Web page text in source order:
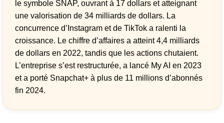
le symbole SNAP, ouvrant à 17 dollars et atteignant
une valorisation de 34 milliards de dollars. La
concurrence d’Instagram et de TikTok a ralenti la
croissance. Le chiffre d’affaires a atteint 4,4 milliards
de dollars en 2022, tandis que les actions chutaient.
L’entreprise s’est restructurée, a lancé My AI en 2023
et a porté Snapchat+ à plus de 11 millions d’abonnés
fin 2024.